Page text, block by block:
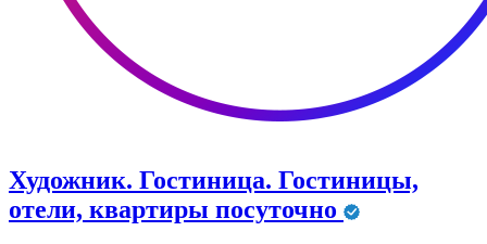
Художник. Гостиница. Гостиницы,
отели, квартиры посуточно